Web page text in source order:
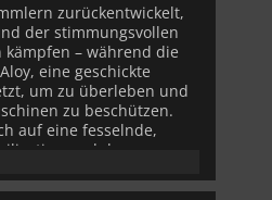
zurückentwickelt,
der stimmungsvollen
– während die
eine geschickte
um zu überleben und
zu beschützen.
auf eine fesselnde,
und deren
zu erfahren,
über das Überleben